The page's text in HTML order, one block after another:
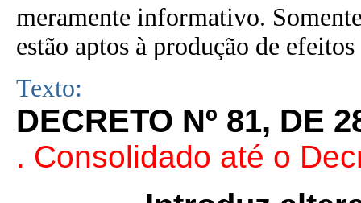
meramente informativo.
estão aptos à produção de
Texto:
DECRETO Nº 81, DE
. Consolidado até o